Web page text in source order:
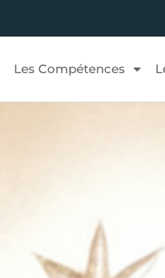
Les Compétences